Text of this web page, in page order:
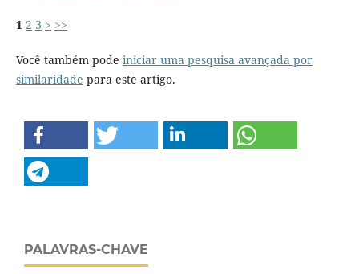
1 2 3 > >>
Você também pode iniciar uma pesquisa avançada por
similaridade para este artigo.
PALAVRAS-CHAVE